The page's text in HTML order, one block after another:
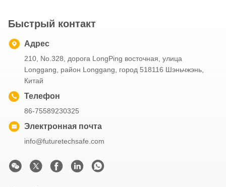
Быстрый контакт
Адрес
210, No.328, дорога LongPing восточная, улица
Longgang, район Longgang, город 518116 Шэньчжэнь,
Китай
Телефон
86-75589230325
Электронная почта
info@futuretechsafe.com